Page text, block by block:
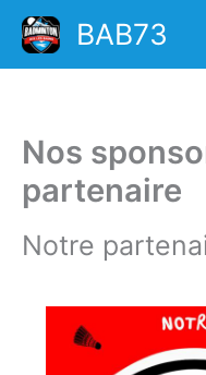
Aller
contenu
BAB73
Nos
partenaire
Notre